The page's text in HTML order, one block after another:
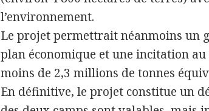
l’environnement.
Le projet permettrait néanmoins un
plan économique et une incitation
moins de 2,3 millions de tonnes
En définitive, le projet constitue un